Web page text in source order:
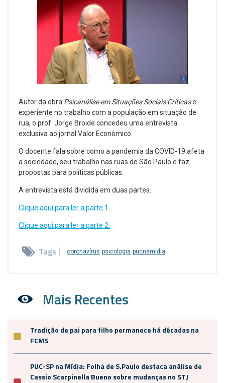
Autor da obra Psicanálise em Situações Sociais Críticase
experiente no trabalho com a população em situação de
rua, o prof. Jorge Broide concedeu uma entrevista
exclusiva ao jornal Valor Econômico.
O docente fala sobre como a pandemia da COVID-19 afeta
a sociedade, seu trabalho nas ruas de São Paulo e faz
propostas para políticas públicas.
A entrevista está dividida em duas partes.
Clique aqui para ler a parte 1
Clique aqui para ler a parte 2.
Tags coronavírus psicologia pucnamidia
Mais Recentes
Tradição de pai para filho permanece há décadas na
FCMS
PUC-SP na Mídia: Folha de S.Paulo destaca análise de
Cassio Scarpinella Bueno sobre mudanças no STJ